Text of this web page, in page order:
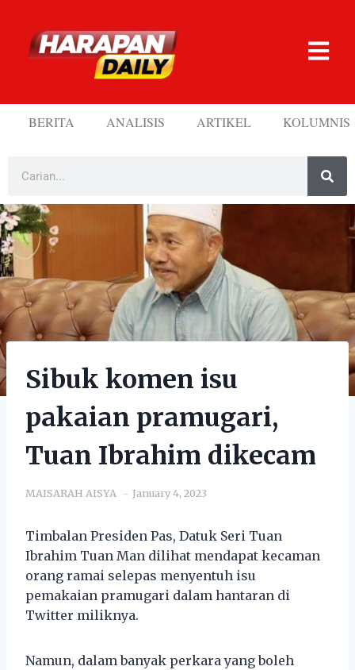
BERITA ANALISIS ARTIKEL KOLUMNIS
Sibuk komen isu
pakaian pramugari,
Tuan Ibrahim dikecam
MAISARAH AISYA January 4, 2023
Timbalan Presiden Pas, Datuk Seri Tuan
Ibrahim Tuan Man dilihat mendapat kecaman
orang ramai selepas menyentuh isu
pemakaian pramugari dalam hantaran di
Twitter miliknya.
Namun, dalam banyak perkara yang boleh